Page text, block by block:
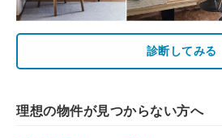
診断してみる
理想の物件が見つからない方へ